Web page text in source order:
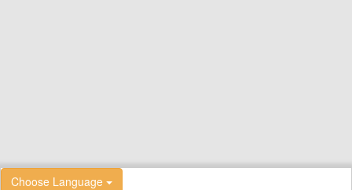
Choose Language